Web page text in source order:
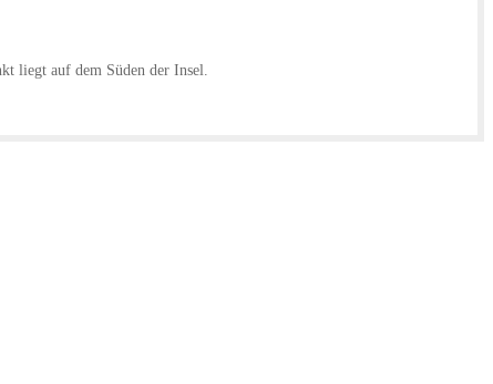
liegt auf dem Süden der Insel.